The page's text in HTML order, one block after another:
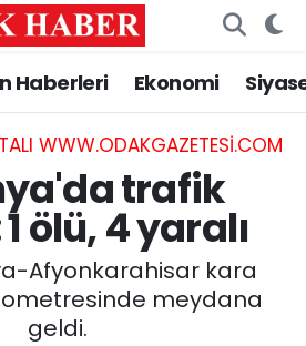
Haberleri Ekonomi
WWW.ODAKGAZETESI.COM
trafik
ölü, 4 yaralı
Afyonkarahisar kara
meydana
geldi.
HABERLERİ
Durumu ve Fikstür